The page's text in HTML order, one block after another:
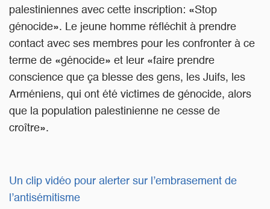
palestiniennes avec cette inscription: «Stop
génocide». Le jeune homme réfléchit à prendre
contact avec ses membres pour les confronter à ce
terme de «génocide» et leur «faire prendre
conscience que ça blesse des gens, les Juifs, les
Arméniens, qui ont été victimes de génocide, alors
que la population palestinienne ne cesse de
croître».
Un clip vidéo pour alerter sur l’embrasement de
l’antisémitisme